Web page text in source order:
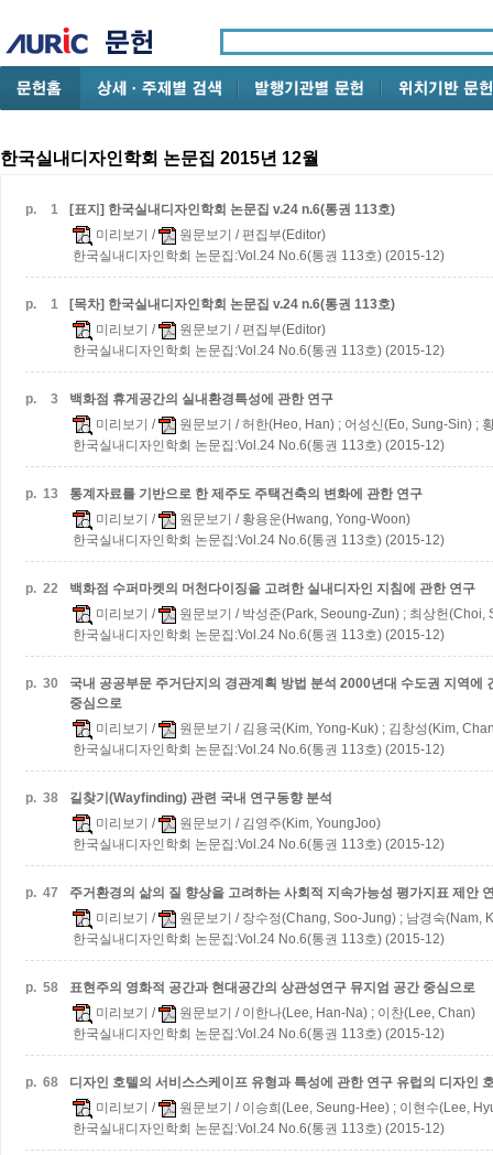
한국실내디자인학회 논문집 2015년 12월
p. 1
[표지] 한국실내디자인학회 논문집 v.24 n.6(통권 113호)
미리보기 / 원문보기 / 편집부(Editor)
한국실내디자인학회 논문집:Vol.24 No.6(통권 113호) (2015-12)
p. 1
[목차] 한국실내디자인학회 논문집 v.24 n.6(통권 113호)
미리보기 / 원문보기 / 편집부(Editor)
한국실내디자인학회 논문집:Vol.24 No.6(통권 113호) (2015-12)
p. 3
백화점 휴게공간의 실내환경특성에 관한 연구
미리보기 / 원문보기 / 허한(Heo, Han) ; 어성신(Eo, Sung-Sin) ;
한국실내디자인학회 논문집:Vol.24 No.6(통권 113호) (2015-12)
p. 13
통계자료를 기반으로 한 제주도 주택건축의 변화에 관한 연구
미리보기 / 원문보기 / 황용운(Hwang, Yong-Woon)
한국실내디자인학회 논문집:Vol.24 No.6(통권 113호) (2015-12)
p. 22
백화점 수퍼마켓의 머천다이징을 고려한 실내디자인 지침에 관한 연구
미리보기 / 원문보기 / 박성준(Park, Seoung-Zun) ; 최상헌(Choi,
한국실내디자인학회 논문집:Vol.24 No.6(통권 113호) (2015-12)
p. 30 국내 공공부문 주거단지의 경관계획 방법 분석 2000년대 수도권 지역에
중심으로
미리보기 / 원문보기 / 김용국(Kim, Yong-Kuk) ; 김창성(Kim,
한국실내디자인학회 논문집:Vol.24 No.6(통권 113호) (2015-12)
p. 38
길찾기(Wayfinding) 관련 국내 연구동향 분석
미리보기 / 원문보기 / 김영주(Kim, YoungJoo)
한국실내디자인학회 논문집:Vol.24 No.6(통권 113호) (2015-12)
p. 47
주거환경의 삶의 질 향상을 고려하는 사회적 지속가능성 평가지표 제안
미리보기 / 원문보기 / 장수정(Chang, Soo-Jung) ; 남경숙(Nam,
한국실내디자인학회 논문집:Vol.24 No.6(통권 113호) (2015-12)
p. 58 표현주의 영화적 공간과 현대공간의 상관성연구 뮤지엄 공간 중심으로
미리보기 / 원문보기 / 이한나(Lee, Han-Na) ; 이찬(Lee, Chan)
한국실내디자인학회 논문집:Vol.24 No.6(통권 113호) (2015-12)
p. 68 디자인 호텔의 서비스스케이프 유형과 특성에 관한 연구 유럽의 디자인
미리보기 / 원문보기 / 이승희(Lee, Seung-Hee) ; 이현수(Lee,
한국실내디자인학회 논문집:Vol.24 No.6(통권 113호) (2015-12)